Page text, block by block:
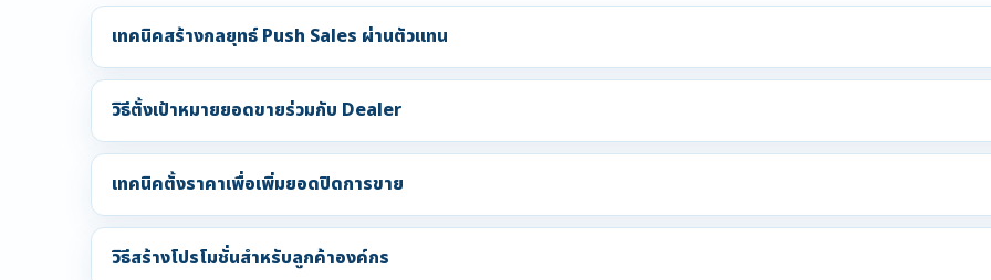
เทคนิคสร้างกลยุทธ์ Push Sales ผ่านตัวแทน
วิธีตั้งเป้าหมายยอดขายร่วมกับ Dealer
เทคนิคตั้งราคาเพื่อเพิ่มยอดปิดการขาย
วิธีสร้างโปรโมชั่นสำหรับลูกค้าองค์กร